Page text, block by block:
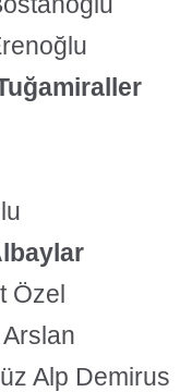
Özel
Alp Demirus